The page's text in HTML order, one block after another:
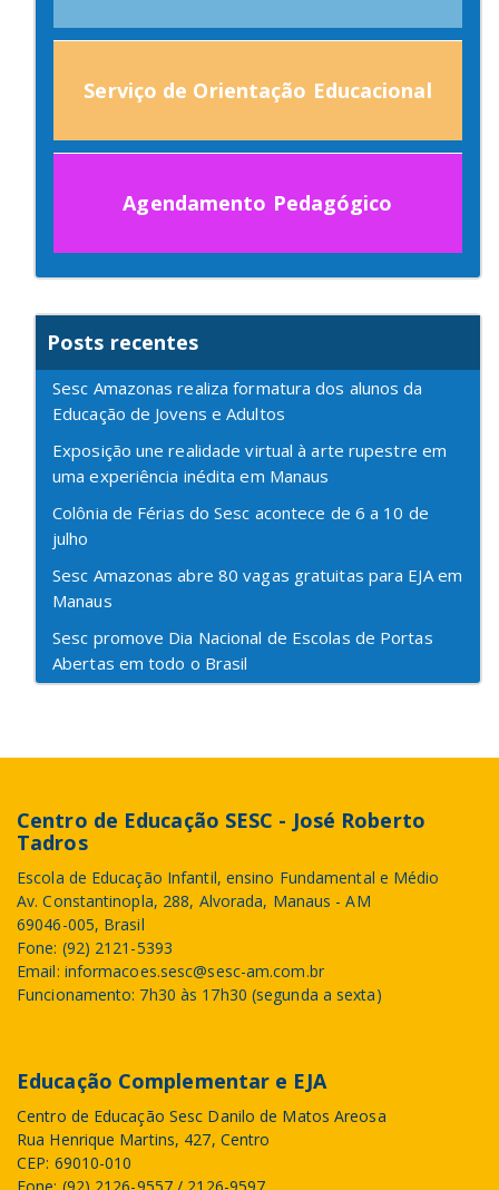
Serviço de Orientação Educacional
Agendamento Pedagógico
Posts recentes
Sesc Amazonas realiza formatura dos alunos da
Educação de Jovens e Adultos
Exposição une realidade virtual à arte rupestre em
uma experiência inédita em Manaus
Colônia de Férias do Sesc acontece de 6 a 10 de
julho
Sesc Amazonas abre 80 vagas gratuitas para EJA em
Manaus
Sesc promove Dia Nacional de Escolas de Portas
Abertas em todo o Brasil
Centro de Educação SESC - José Roberto
Tadros
Escola de Educação Infantil, ensino Fundamental e Médio
Av. Constantinopla, 288, Alvorada, Manaus - AM
69046-005, Brasil
Fone: (92) 2121-5393
Email: informacoes.sesc@sesc-am.com.br
Funcionamento: 7h30 às 17h30 (segunda a sexta)
Educação Complementar e EJA
Centro de Educação Sesc Danilo de Matos Areosa
Rua Henrique Martins, 427, Centro
CEP: 69010-010